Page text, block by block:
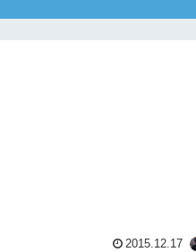
2015.12.17